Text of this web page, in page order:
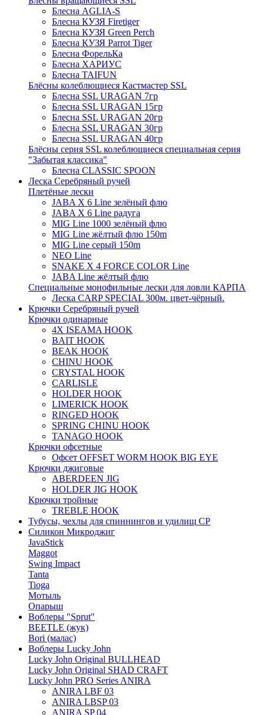
Блесна AGLIA-S
Блесна КУЗЯ Firetiger
Блесна КУЗЯ Green Perch
Блесна КУЗЯ Parrot Tiger
Блесна ФорельКа
Блесна ХАРИУС
Блесна TAIFUN
Блёсны колеблющиеся Кастмастер SSL
Блесна SSL URAGAN 7гр
Блесна SSL URAGAN 15гр
Блесна SSL URAGAN 20гр
Блесна SSL URAGAN 30гр
Блесна SSL URAGAN 40гр
Блёсны серия SSL колеблющиеся специальная серия
"Забытая классика"
Блесна CLASSIC SPOON
Леска Серебряный ручей
Плетёные лески
JABA X 6 Line зелёный флю
JABA X 6 Line радуга
MIG Line 1000 зелёный флю
MIG Line жёлтый флю 150m
MIG Line серый 150m
NEO Line
SNAKE X 4 FORCE COLOR Line
JABA Line жёлтый флю
Специальные монофильные лески для ловли КАРПА
Леска CARP SPECIAL 300м. цвет-чёрный.
Крючки Серебряный ручей
Крючки одинарные
4X ISEAMA HOOK
BAIT HOOK
BEAK HOOK
CHINU HOOK
CRYSTAL HOOK
CARLISLE
HOLDER HOOK
LIMERICK HOOK
RINGED HOOK
SPRING CHINU HOOK
TANAGO HOOK
Крючки офсетные
Офсет OFFSET WORM HOOK BIG EYE
Крючки джиговые
ABERDEEN JIG
HOLDER JIG HOOK
Крючки тройные
TREBLE HOOK
Тубусы, чехлы для спиннингов и удилищ СР
Силикон Микроджиг
JavaStick
Maggot
Swing Impact
Tanta
Tioga
Мотыль
Опарыш
Воблеры "Sprut"
BEETLE (жук)
Bori (малас)
Воблеры Lucky John
Lucky John Original BULLHEAD
Lucky John Original SHAD CRAFT
Lucky John PRO Series ANIRA
ANIRA LBF 03
ANIRA LBSP 03
ANIRA SP 04